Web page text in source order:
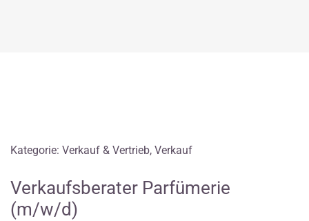
Kategorie: Verkauf & Vertrieb, Verkauf
Verkaufsberater Parfümerie
(m/w/d)